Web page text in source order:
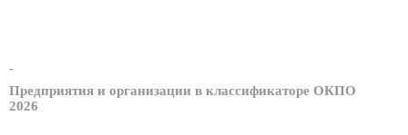
-
Предприятия и организации в классификаторе ОКПО
2026